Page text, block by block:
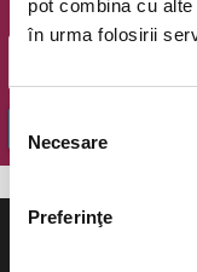
pot combina cu
în urma folosirii
consimțământului
Necesare
Preferinţe
Email